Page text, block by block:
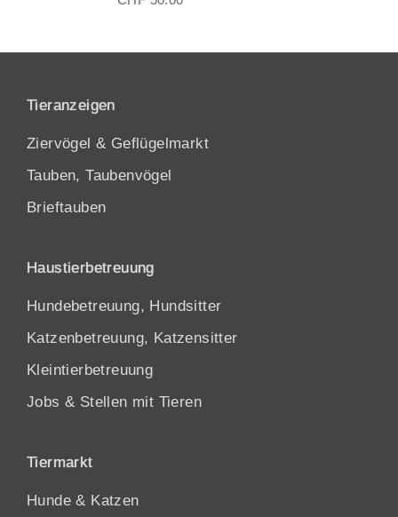
Tieranzeigen
Ziervögel & Geflügelmarkt
Tauben, Taubenvögel
Brieftauben
Haustierbetreuung
Hundebetreuung, Hundsitter
Katzenbetreuung, Katzensitter
Kleintierbetreuung
Jobs & Stellen mit Tieren
Tiermarkt
Hunde & Katzen